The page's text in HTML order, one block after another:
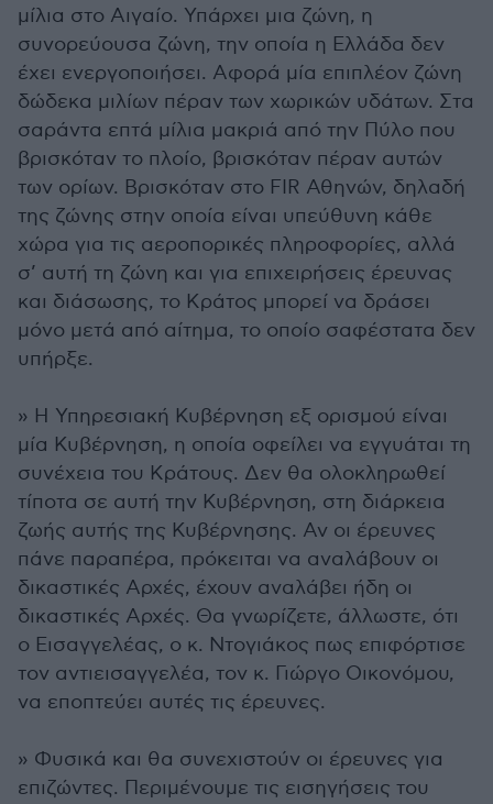
μίλια στο Αιγαίο. Υπάρχει μια ζώνη, η
συνορεύουσα ζώνη, την οποία η Ελλάδα δεν
έχει ενεργοποιήσει. Αφορά μία επιπλέον ζώνη
δώδεκα μιλίων πέραν των χωρικών υδάτων. Στα
σαράντα επτά μίλια μακριά από την Πύλο που
βρισκόταν το πλοίο, βρισκόταν πέραν αυτών
των ορίων. Βρισκόταν στο FIR Αθηνών, δηλαδή
της ζώνης στην οποία είναι υπεύθυνη κάθε
χώρα για τις αεροπορικές πληροφορίες, αλλά
σ’ αυτή τη ζώνη και για επιχειρήσεις έρευνας
και διάσωσης, το Κράτος μπορεί να δράσει
μόνο μετά από αίτημα, το οποίο σαφέστατα δεν
υπήρξε.
» Η Υπηρεσιακή Κυβέρνηση εξ ορισμού είναι
μία Κυβέρνηση, η οποία οφείλει να εγγυάται τη
συνέχεια του Κράτους. Δεν θα ολοκληρωθεί
τίποτα σε αυτή την Κυβέρνηση, στη διάρκεια
ζωής αυτής της Κυβέρνησης. Αν οι έρευνες
πάνε παραπέρα, πρόκειται να αναλάβουν οι
δικαστικές Αρχές, έχουν αναλάβει ήδη οι
δικαστικές Αρχές. Θα γνωρίζετε, άλλωστε, ότι
ο Εισαγγελέας, ο κ. Ντογιάκος πως επιφόρτισε
τον αντιεισαγγελέα, τον κ. Γιώργο Οικονόμου,
να εποπτεύει αυτές τις έρευνες.
» Φυσικά και θα συνεχιστούν οι έρευνες για
επιζώντες. Περιμένουμε τις εισηγήσεις του